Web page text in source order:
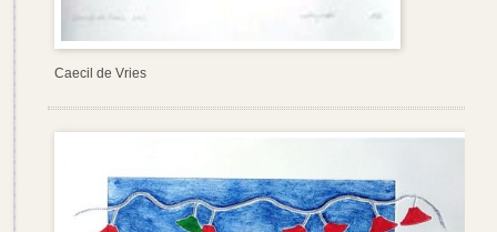
Caecil de Vries